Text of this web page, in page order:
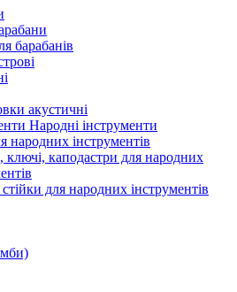
барабанів
акустичні
Народні інструменти
народних інструментів
ключі, каподастри для народних
для народних інструментів